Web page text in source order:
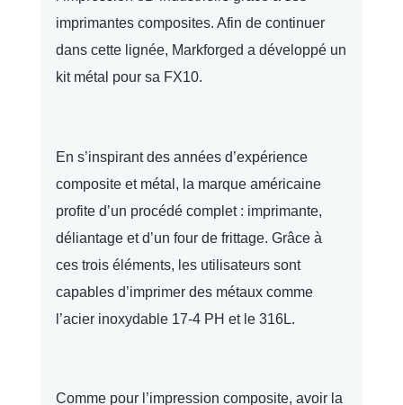
imprimantes composites. Afin de continuer
dans cette lignée, Markforged a développé un
kit métal pour sa FX10.
En s’inspirant des années d’expérience
composite et métal, la marque américaine
profite d’un procédé complet : imprimante,
déliantage et d’un four de frittage. Grâce à
ces trois éléments, les utilisateurs sont
capables d’imprimer des métaux comme
l’acier inoxydable 17-4 PH et le 316L.
Comme pour l’impression composite, avoir la